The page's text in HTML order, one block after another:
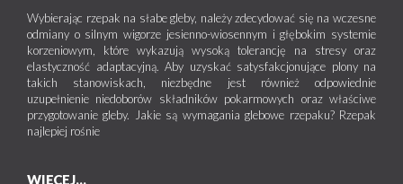
Wybierając rzepak na słabe gleby, należy zdecydować się na wczesne
odmiany o silnym wigorze jesienno-wiosennym i głębokim systemie
korzeniowym, które wykazują wysoką tolerancję na stresy oraz
elastyczność adaptacyjną. Aby uzyskać satysfakcjonujące plony na
takich stanowiskach, niezbędne jest również odpowiednie
uzupełnienie niedoborów składników pokarmowych oraz właściwe
przygotowanie gleby. Jakie są wymagania glebowe rzepaku? Rzepak
najlepiej rośnie
WIĘCEJ...